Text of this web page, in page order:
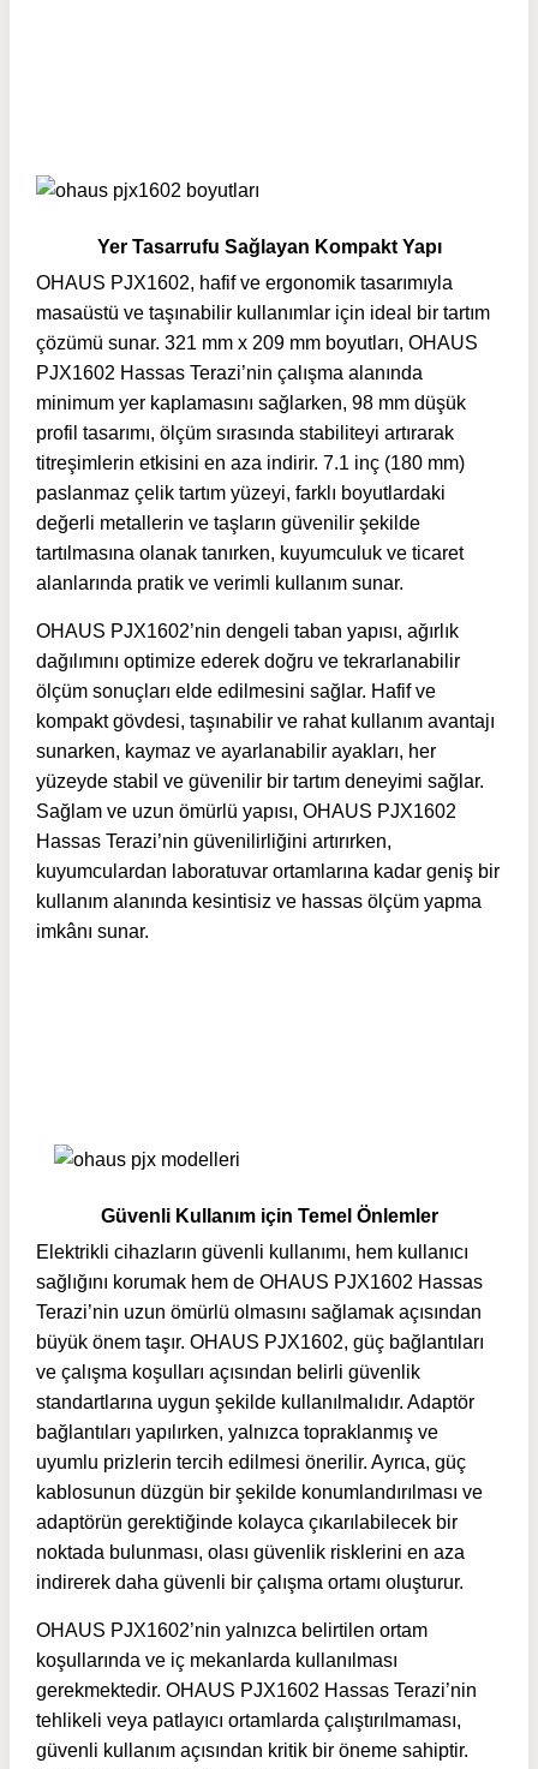
Yer Tasarrufu Sağlayan Kompakt Yapı
OHAUS PJX1602, hafif ve ergonomik tasarımıyla
masaüstü ve taşınabilir kullanımlar için ideal bir tartım
çözümü sunar. 321 mm x 209 mm boyutları, OHAUS
PJX1602 Hassas Terazi’nin çalışma alanında
minimum yer kaplamasını sağlarken, 98 mm düşük
profil tasarımı, ölçüm sırasında stabiliteyi artırarak
titreşimlerin etkisini en aza indirir. 7.1 inç (180 mm)
paslanmaz çelik tartım yüzeyi, farklı boyutlardaki
değerli metallerin ve taşların güvenilir şekilde
tartılmasına olanak tanırken, kuyumculuk ve ticaret
alanlarında pratik ve verimli kullanım sunar.
OHAUS PJX1602’nin dengeli taban yapısı, ağırlık
dağılımını optimize ederek doğru ve tekrarlanabilir
ölçüm sonuçları elde edilmesini sağlar. Hafif ve
kompakt gövdesi, taşınabilir ve rahat kullanım avantajı
sunarken, kaymaz ve ayarlanabilir ayakları, her
yüzeyde stabil ve güvenilir bir tartım deneyimi sağlar.
Sağlam ve uzun ömürlü yapısı, OHAUS PJX1602
Hassas Terazi’nin güvenilirliğini artırırken,
kuyumculardan laboratuvar ortamlarına kadar geniş bir
kullanım alanında kesintisiz ve hassas ölçüm yapma
imkânı sunar.
Güvenli Kullanım için Temel Önlemler
Elektrikli cihazların güvenli kullanımı, hem kullanıcı
sağlığını korumak hem de OHAUS PJX1602 Hassas
Terazi’nin uzun ömürlü olmasını sağlamak açısından
büyük önem taşır. OHAUS PJX1602, güç bağlantıları
ve çalışma koşulları açısından belirli güvenlik
standartlarına uygun şekilde kullanılmalıdır. Adaptör
bağlantıları yapılırken, yalnızca topraklanmış ve
uyumlu prizlerin tercih edilmesi önerilir. Ayrıca, güç
kablosunun düzgün bir şekilde konumlandırılması ve
adaptörün gerektiğinde kolayca çıkarılabilecek bir
noktada bulunması, olası güvenlik risklerini en aza
indirerek daha güvenli bir çalışma ortamı oluşturur.
OHAUS PJX1602’nin yalnızca belirtilen ortam
koşullarında ve iç mekanlarda kullanılması
gerekmektedir. OHAUS PJX1602 Hassas Terazi’nin
tehlikeli veya patlayıcı ortamlarda çalıştırılmaması,
güvenli kullanım açısından kritik bir öneme sahiptir.